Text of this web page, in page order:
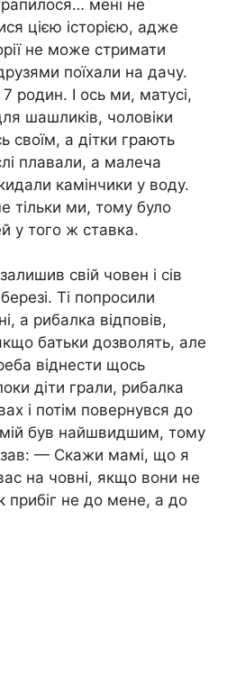
мені не
цією історією, адже
не може стримати
поїхали на дачу.
родин. І ось ми, матусі,
шашликів, чоловіки
своїм, а дітки грають
плавали, а малеча
камінчики у воду.
тільки ми, тому було
у того ж ставка.
свій човен і сів
Ті попросили
а рибалка відповів,
батьки дозволять, але
віднести щось
діти грали, рибалка
і потім повернувся до
мій був найшвидшим, тому
— Скажи мамі, що я
на човні, якщо вони не
прибіг не до мене, а до